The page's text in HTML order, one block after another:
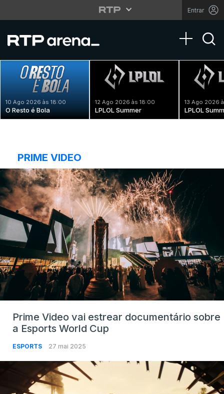
Entrar
Toggle
10 Ago 2026 às 18:00
O Resto é Bola
12 Ago 2026 às 18:00
LPLOL Summer
13 Ago 2026
LPLOL
PRIME VIDEO
Prime Video vai estrear documentário sobre
a Esports World Cup
ESPORTS 27 mai 2025